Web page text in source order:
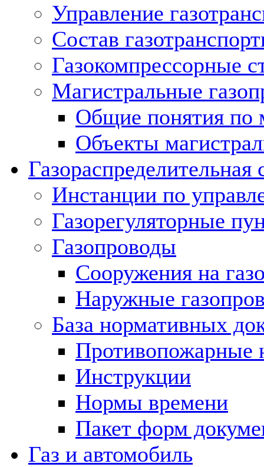
Управление
Состав
Газокомпрессорные
Магистральные
Общие понятия по
Объекты
Газораспределительная
Инстанции по
Газорегуляторные
Газопроводы
Сооружения на
Наружные
База нормативных
Противопожарные
Инструкции
Нормы времени
Пакет форм
Газ и автомобиль